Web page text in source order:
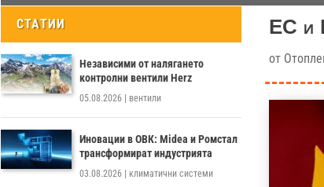
СТАТИИ
Независими от налягането
контролни вентили Herz
05.08.2026 вентили
Иновации в ОВК: Midea и Ромстал
трансформират индустрията
03.08.2026 климатични системи
ЕС и
от